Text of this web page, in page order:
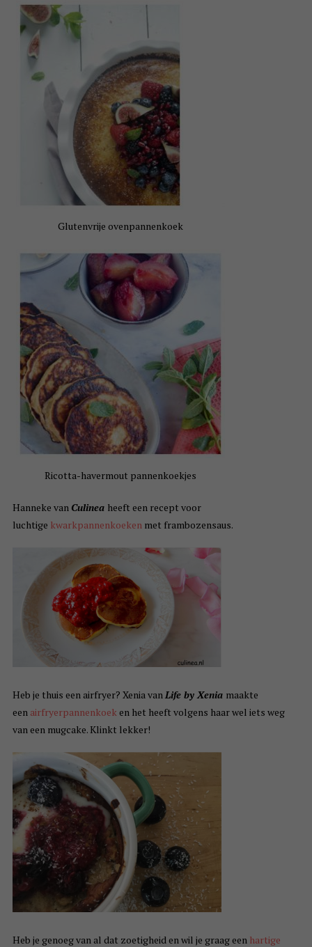
Glutenvrije ovenpannenkoek
Ricotta-havermout pannenkoekjes
Hanneke van Culinea heeft een recept voor
luchtige kwarkpannenkoeken met frambozensaus.
Heb je thuis een airfryer? Xenia van Life by Xenia maakte
een airfryerpannenkoek en het heeft volgens haar wel iets weg
van een mugcake. Klinkt lekker!
Heb je genoeg van al dat zoetigheid en wil je graag een hartige